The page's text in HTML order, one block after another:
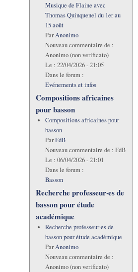
Musique de Flaine avec
Thomas Quinquenel du 1er au
15 août
ParAnonimo
Nouveau commentaire de :
Anonimo (non verificato)
Le : 22/04/2026 - 21:05
Dans le forum :
Evénements et infos
Compositions africaines
pour basson
Compositions africaines pour
basson
ParFdB
Nouveau commentaire de : FdB
Le : 06/04/2026 - 21:01
Dans le forum :
Basson
Recherche professeur·es de
basson pour étude
académique
Recherche professeur·es de
basson pour étude académique
ParAnonimo
Nouveau commentaire de :
Anonimo (non verificato)